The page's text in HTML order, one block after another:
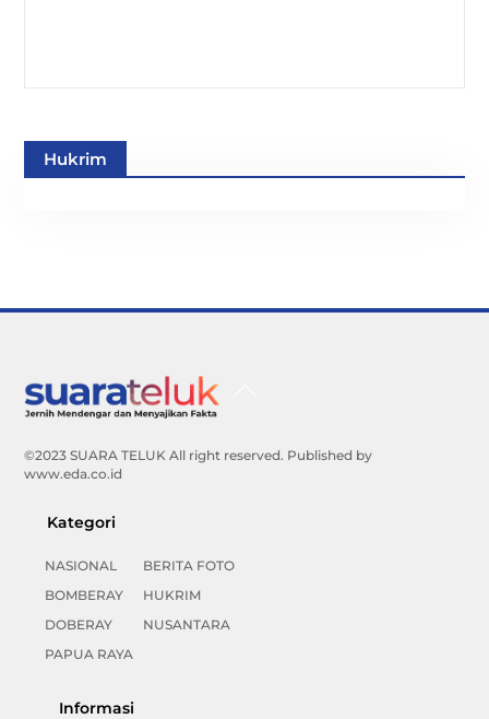
Hukrim
©2023 SUARA TELUK All right reserved. Published by
www.eda.co.id
Kategori
NASIONAL
BOMBERAY
DOBERAY
PAPUA RAYA
BERITA FOTO
HUKRIM
NUSANTARA
Informasi